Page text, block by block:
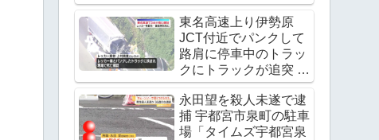
亡
東名高速上り伊勢原
JCT付近でパンクして
路肩に停車中のトラッ
クにトラックが追突 レ
ッカー作業中の上村貴
重さんが死亡
Twitter(X)に現地の様子
永田望を殺人未遂で逮
捕 宇都宮市泉町の駐車
場「タイムズ宇都宮泉